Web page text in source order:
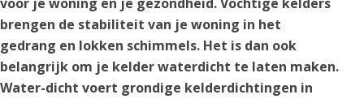
brengen de stabiliteit van je woning in het
gedrang en lokken schimmels. Het is dan ook
belangrijk om je kelder waterdicht te laten maken.
Water-dicht voert grondige kelderdichtingen in